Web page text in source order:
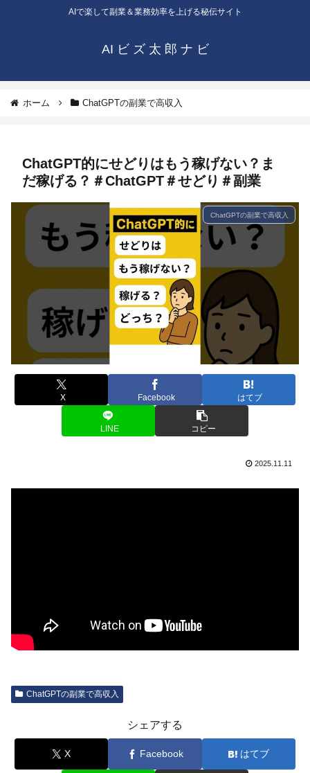
AIで楽して副業＆業務効率を上げる秘伝サイト
AI ビ ズ 太 郎 ナ ビ
ホーム ChatGPTの副業で高収入
ChatGPT的にせどりはもう稼げない？ま
だ稼げる？＃ChatGPT＃せどり＃副業
ChatGPTの副業で高収入
X Facebook はてブ
LINE コピー
2025.11.11
ChatGPTの副業で高収入
シェアする
X Facebook はてブ